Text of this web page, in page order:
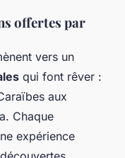
offertes par
vers un
qui font rêver :
aux
Chaque
expérience